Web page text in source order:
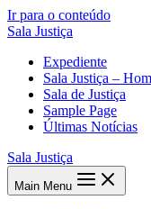
Ir para o conteúdo
Sala Justiça
Expediente
Sala Justiça –
Sala de Justiça
Sample Page
Últimas Notícias
Sala Justiça
Main Menu